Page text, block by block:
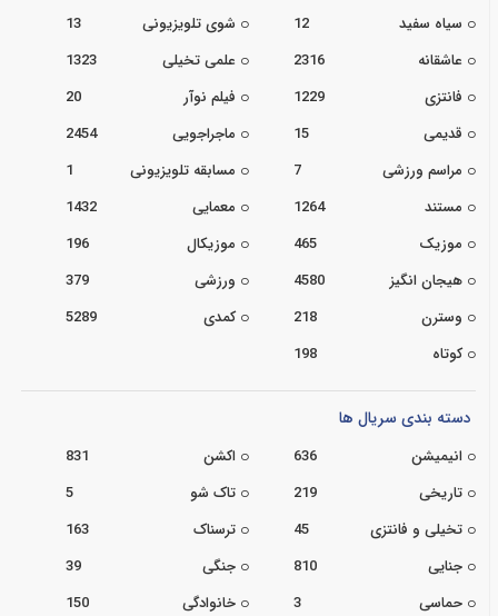
سیاه سفید
12 شوی تلویزیونی
13
عاشقانه
2316 علمی تخیلی
1323
فانتزی
1229 فیلم نوآر
20
قدیمی
15 ماجراجویی
2454
مراسم ورزشی
7 مسابقه تلویزیونی
1
مستند
1264 معمایی
1432
موزیک
465 موزیکال
196
هیجان انگیز
4580 ورزشی
379
وسترن
218 کمدی
5289
کوتاه
198
دسته بندی سریال ها
انیمیشن 636 اکشن
831
تاریخی
219 تاک شو
5
تخیلی و فانتزی
45 ترسناک
163
جنایی
810 جنگی
39
حماسی
3 خانوادگی
150